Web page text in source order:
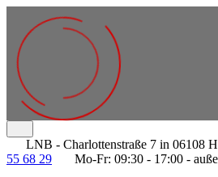
LNB - Charlottenstraße 7 in 06108
55 68 29
Mo-Fr: 09:30 - 17:00 -